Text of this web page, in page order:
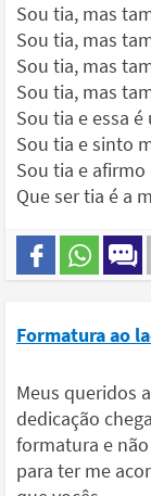
Sou tia, mas
Sou tia, mas
Sou tia, mas
Sou tia, mas
Sou tia e essa
Sou tia e sinto
Sou tia e
Que ser tia é a
Formatura ao
Meus queridos
dedicação
formatura e
para ter me